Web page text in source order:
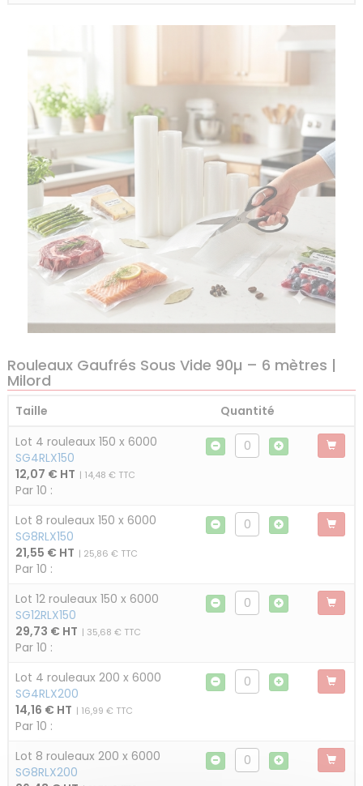
Rouleaux Gaufrés Sous Vide 90µ – 6 mètres |
Milord
Taille
Quantité
Lot 4 rouleaux 150 x 6000
SG4RLX150
12,07 € HT | 14,48 € TTC
Par 10 :
Lot 8 rouleaux 150 x 6000
SG8RLX150
21,55 € HT | 25,86 € TTC
Par 10 :
Lot 12 rouleaux 150 x 6000
SG12RLX150
29,73 € HT | 35,68 € TTC
Par 10 :
Lot 4 rouleaux 200 x 6000
SG4RLX200
14,16 € HT | 16,99 € TTC
Par 10 :
Lot 8 rouleaux 200 x 6000
SG8RLX200